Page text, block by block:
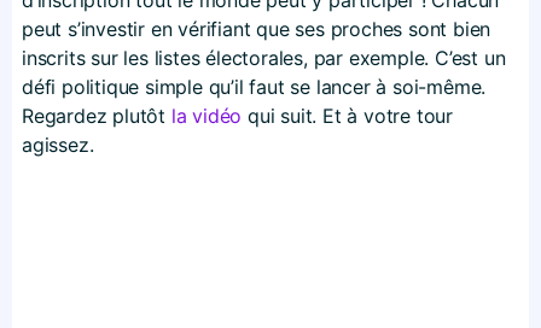
peut s’investir en vérifiant que ses proches sont bien
inscrits sur les listes électorales, par exemple. C’est un
défi politique simple qu’il faut se lancer à soi-même.
Regardez plutôt la vidéo qui suit. Et à votre tour
agissez.